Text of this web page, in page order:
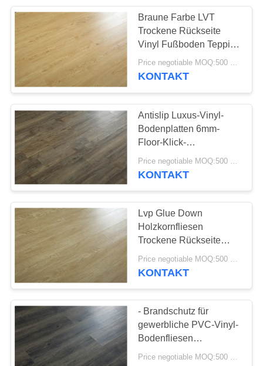
Anti-statische PVC-
Blätter
15
Dry Back-Vinyl-
Bodenbelag
selbstklebender
Vinylbodenbelag
51
Braune Farbe LVT
Trockene Rückseite
Vinyl Fußboden Teppich
Fliesen Hochverschleiß
Schicht PVC
Price negotiable MOQ:500 Quadratmeter
KONTAKT
Antislip Luxus-Vinyl-
Bodenplatten 6mm-
Floor-Klick-
Zwischenteile
KONTAKT
Lvp Glue Down
Holzkornfliesen
Trockene Rückseite
Vinyl Fußboden
Planken Abdeckung
Price negotiable MOQ:500 Quadratmeter
KONTAKT
- Brandschutz für
gewerbliche PVC-Vinyl-
Bodenfliesen
Luxusmarmorholz
Price negotiable MOQ:500 Quadratmeter